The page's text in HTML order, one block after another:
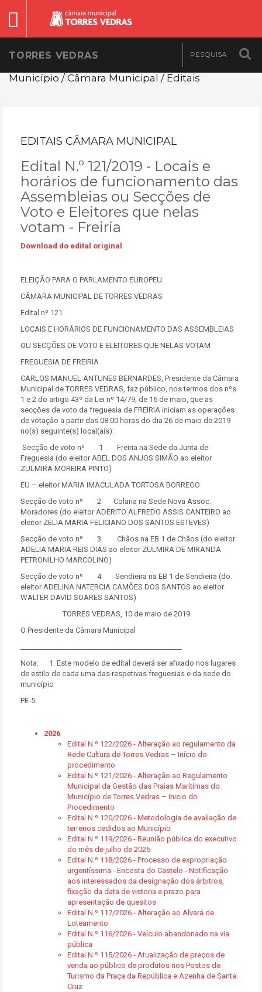
TORRES VEDRAS
Município / Câmara Municipal / Editais
EDITAIS CÂMARA MUNICIPAL
Edital N.º 121/2019 - Locais e
horários de funcionamento das
Assembleias ou Secções de
Voto e Eleitores que nelas
votam - Freiria
Download do edital original
ELEIÇÃO PARA O PARLAMENTO EUROPEU
CÂMARA MUNICIPAL DE TORRES VEDRAS
Edital nº 121
LOCAIS E HORÁRIOS DE FUNCIONAMENTO DAS ASSEMBLEIAS
OU SECÇÕES DE VOTO E ELEITORES QUE NELAS VOTAM
FREGUESIA DE FREIRIA
CARLOS MANUEL ANTUNES BERNARDES, Presidente da Câmara
Municipal de TORRES VEDRAS, faz público, nos termos dos nºs
1 e 2 do artigo 43º da Lei nº 14/79, de 16 de maio, que as
secções de voto da freguesia de FREIRIA iniciam as operações
de votação a partir das 08.00 horas do dia 26 de maio de 2019
no(s) seguinte(s) local(ais):
Secção de voto nº 1 Freiria na Sede da Junta de
Freguesia (do eleitor ABEL DOS ANJOS SIMÃO ao eleitor
ZULMIRA MOREIRA PINTO)
EU – eleitor MARIA IMACULADA TORTOSA BORREGO
Secção de voto nº 2 Colaria na Sede Nova Assoc.
Moradores (do eleitor ADERITO ALFREDO ASSIS CANTEIRO ao
eleitor ZELIA MARIA FELICIANO DOS SANTOS ESTEVES)
Secção de voto nº 3 Chãos na EB 1 de Chãos (do eleitor
ADELIA MARIA REIS DIAS ao eleitor ZULMIRA DE MIRANDA
PETRONILHO MARCOLINO)
Secção de voto nº 4 Sendieira na EB 1 de Sendieira (do
eleitor ADELINA NATERCIA CAMÕES DOS SANTOS ao eleitor
WALTER DAVID SOARES SANTOS)
TORRES VEDRAS, 10 de maio de 2019
O Presidente da Câmara Municipal
Nota: 1. Este modelo de edital deverá ser afixado nos lugares
de estilo de cada uma das respetivas freguesias e da sede do
município
PE-5
2026
Edital N.º 122/2026 - Alteração ao regulamento da
Rede Cultura de Torres Vedras – Início do
procedimento
Edital N.º 121/2026 - Alteração ao Regulamento
Municipal da Gestão das Praias Marítimas do
Município de Torres Vedras – Inicio do
Procedimento
Edital N.º 120/2026 - Metodologia de avaliação de
terrenos cedidos ao Município
Edital N.º 119/2026 - Reunião pública do executivo
do mês de julho de 2026
Edital N.º 118/2026 - Processo de expropriação
urgentíssima - Encosta do Castelo - Notificação
aos interessados da designação dos árbitros,
fixação da data de vistoria e prazo para
apresentação de quesitos
Edital N.º 117/2026 - Alteração ao Alvará de
Loteamento
Edital N.º 116/2026 - Veículo abandonado na via
pública
Edital N.º 115/2026 - Atualização de preços de
venda ao público de produtos nos Postos de
Turismo da Praça da República e Azenha de Santa
Cruz